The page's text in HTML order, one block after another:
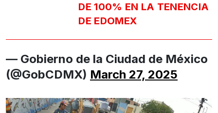
DE 100% EN LA TENENCIA
DE EDOMEX
— Gobierno de la Ciudad de México
(@GobCDMX) March 27, 2025